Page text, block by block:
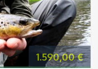
1.590,00€